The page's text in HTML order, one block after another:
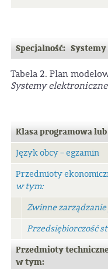
Specjalność:
Tabela 2. Plan
Systemy
Klasa programowa lub
Język obcy – egzamin
Przedmioty
w tym:
Zwinne
Przedsiębiorczość
Przedmioty
w tym: